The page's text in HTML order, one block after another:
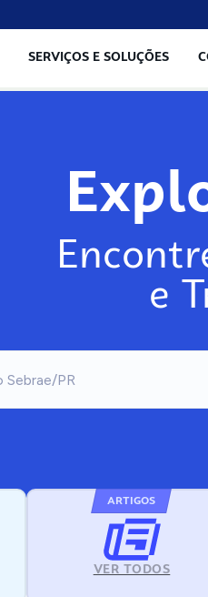
SERVIÇOS E SOLUÇÕES
e
ARTIGOS
VER TODOS